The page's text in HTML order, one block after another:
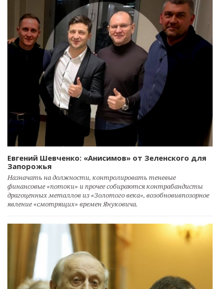
Евгений Шевченко: «Анисимов» от Зеленского для
Запорожья
Назначать на должности, контролировать теневые
финансовые «потоки» и прочее собираются контрабандисты
драгоценных металлов из «Золотого века», возобновивпозорное
явление «смотрящих» времен Януковича.